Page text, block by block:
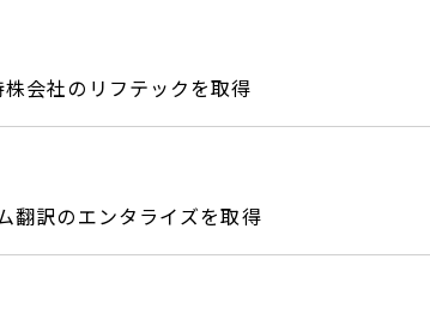
会社のリフテックを取得
翻訳のエンタライズを取得